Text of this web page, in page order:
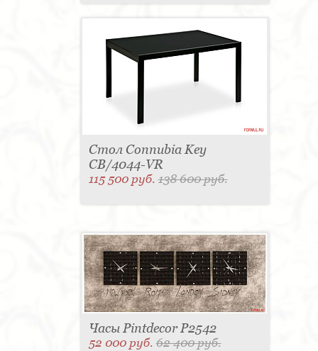
Стол Connubia Key
CB/4044-VR
115 500 руб.138 600 руб.
Часы Pintdecor P2542
52 000 руб.62 400 руб.